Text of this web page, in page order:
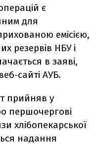
є
для
емісією,
резервів НБУ і
в заяві,
сайті АУБ.
прийняв у
першочергові
хлібопекарської
надання